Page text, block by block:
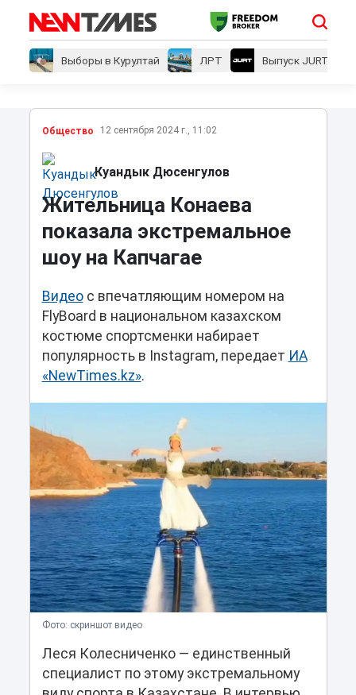
Выборы в Курултай ЛРТ Выпуск JURT
Общество 12 сентября 2024 г., 11:02
Куандык Дюсенгулов
Жительница Конаева
показала экстремальное
шоу на Капчагае
Видеос впечатляющим номером на
FlyBoard в национальном казахском
костюме спортсменки набирает
популярность в Instagram, передает ИА
«NewTimes.kz».
Фото: скриншот видео
Леся Колесниченко — единственный
специалист по этому экстремальному